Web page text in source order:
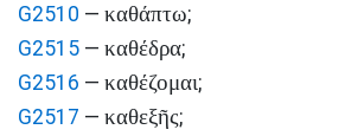
G2510 — καθάπτω;
G2515 — καθέδρα;
G2516 — καθέζομαι;
G2517 — καθεξῆς;